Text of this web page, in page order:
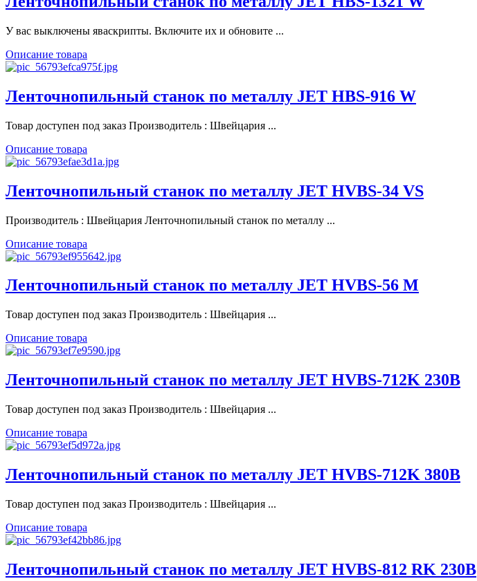
У вас выключены яваскрипты. Включите их и обновите ...
Описание товара
Ленточнопильный станок по металлу JET HBS-916 W
Товар доступен под заказ Производитель : Швейцария ...
Описание товара
Ленточнопильный станок по металлу JET HVBS-34 VS
Производитель : Швейцария Ленточнопильный станок по металлу ...
Описание товара
Ленточнопильный станок по металлу JET HVBS-56 М
Товар доступен под заказ Производитель : Швейцария ...
Описание товара
Ленточнопильный станок по металлу JET HVBS-712K 230В
Товар доступен под заказ Производитель : Швейцария ...
Описание товара
Ленточнопильный станок по металлу JET HVBS-712K 380В
Товар доступен под заказ Производитель : Швейцария ...
Описание товара
Ленточнопильный станок по металлу JET HVBS-812 RK 230В